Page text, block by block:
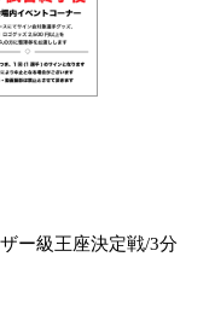
ー級王座決定戦/3分